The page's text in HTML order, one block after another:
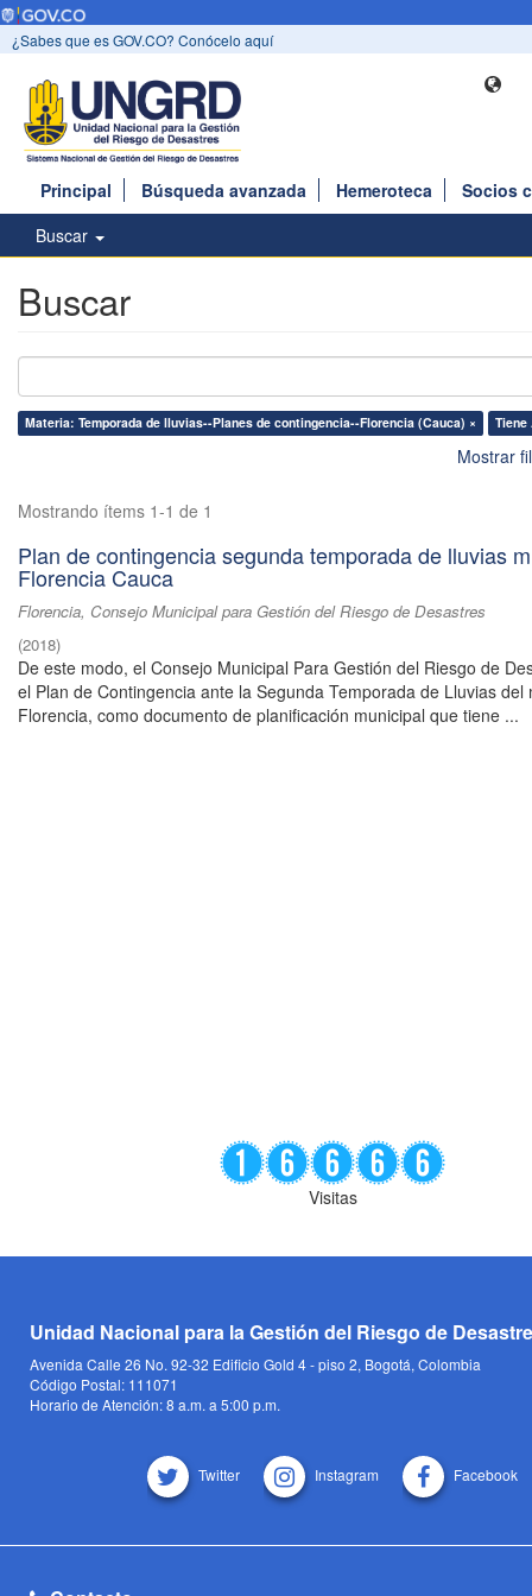
¿Sabes que es GOV.CO? Conócelo aquí
Principal Búsqueda avanzada Hemeroteca
Socios
Buscar
Buscar
Materia: Temporada de lluvias--Planes de contingencia--Florencia (Cauca) ×
Mostrar
Mostrando ítems 1-1 de 1
Plan de contingencia segunda temporada de lluvias
Florencia Cauca
Florencia, Consejo Municipal para Gestión del Riesgo de Desastres
(2018)
De este modo, el Consejo Municipal Para Gestión del Riesgo de
el Plan de Contingencia ante la Segunda Temporada de Lluvias del
Florencia, como documento de planificación municipal que tiene ...
Visitas
Unidad Nacional para la Gestión del Riesgo de
Avenida Calle 26 No. 92-32 Edificio Gold 4 - piso 2, Bogotá, Colombia
Código Postal: 111071
Horario de Atención: 8 a.m. a 5:00 p.m.
Twitter Instagram Facebook